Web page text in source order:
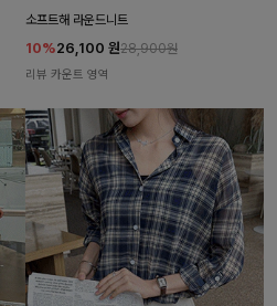
소프트해 라운드니트
10%26,100 원28,900원
리뷰 카운트 영역